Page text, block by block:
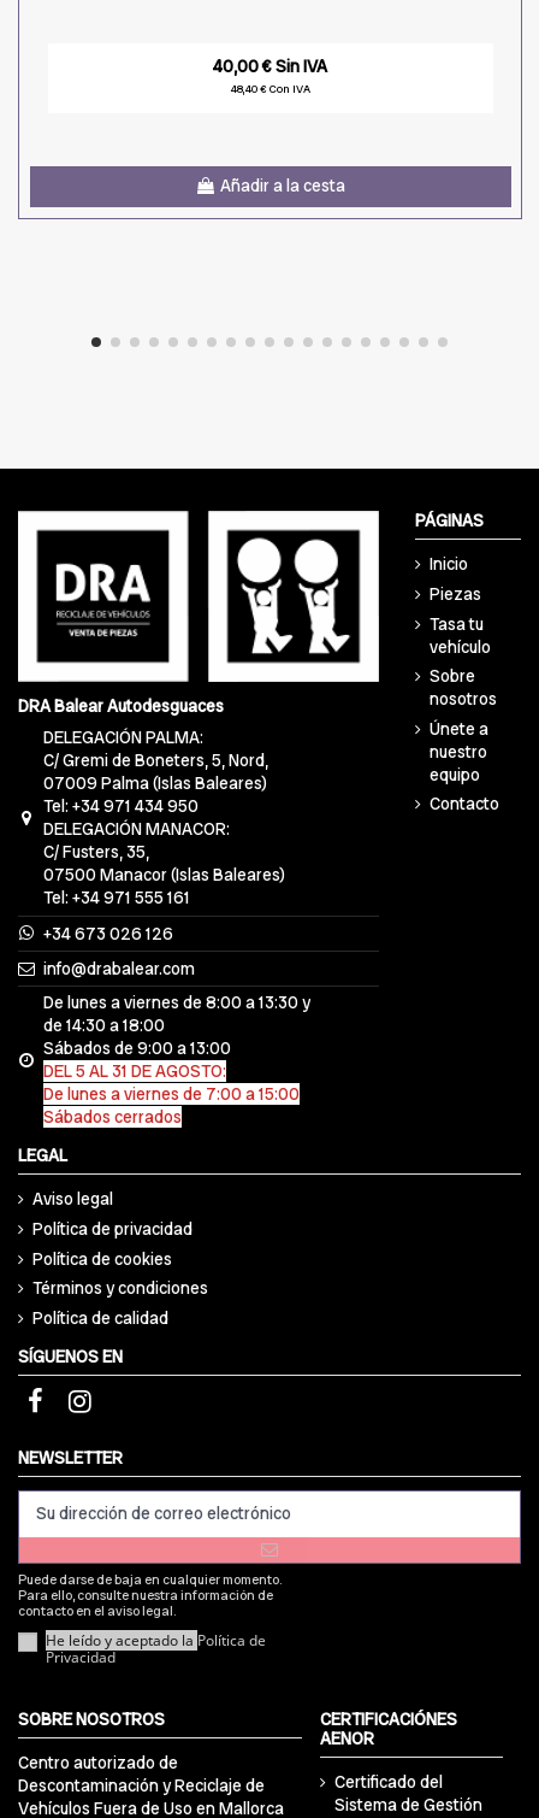
40,00 € Sin IVA
48,40 € Con IVA
Añadir a la cesta
DRA Balear Autodesguaces
DELEGACIÓN PALMA:
C/ Gremi de Boneters, 5, Nord,
07009 Palma (Islas Baleares)
Tel: +34 971 434 950
DELEGACIÓN MANACOR:
C/ Fusters, 35,
07500 Manacor (Islas Baleares)
Tel: +34 971 555 161
+34 673 026 126
info@drabalear.com
De lunes a viernes de 8:00 a 13:30 y
de 14:30 a 18:00
Sábados de 9:00 a 13:00
DEL 5 AL 31 DE AGOSTO:
De lunes a viernes de 7:00 a 15:00
Sábados cerrados
PÁGINAS
Inicio
Piezas
Tasa tu
vehículo
Sobre
nosotros
Únete a
nuestro
equipo
Contacto
LEGAL
Aviso legal
Política de privacidad
Política de cookies
Términos y condiciones
Política de calidad
SÍGUENOS EN
NEWSLETTER
Puede darse de baja en cualquier momento.
Para ello, consulte nuestra información de
contacto en el aviso legal.
He leído y aceptado la Política de
Privacidad
SOBRE NOSOTROS
Centro autorizado de
Descontaminación y Reciclaje de
Vehículos Fuera de Uso en Mallorca
CERTIFICACIÓNES
AENOR
Certificado del
Sistema de Gestión